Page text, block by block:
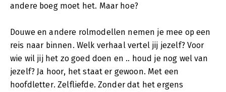
andere boeg moet het. Maar hoe?
Douwe en andere rolmodellen nemen je mee op een
reis naar binnen. Welk verhaal vertel jij jezelf? Voor
wie wil jij het zo goed doen en .. houd je nog wel van
jezelf? Ja hoor, het staat er gewoon. Met een
hoofdletter. Zelfliefde. Zonder dat het ergens